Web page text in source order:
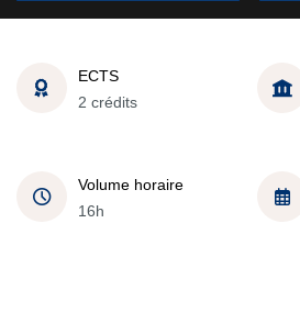
ECTS
2 crédits
Volume horaire
16h